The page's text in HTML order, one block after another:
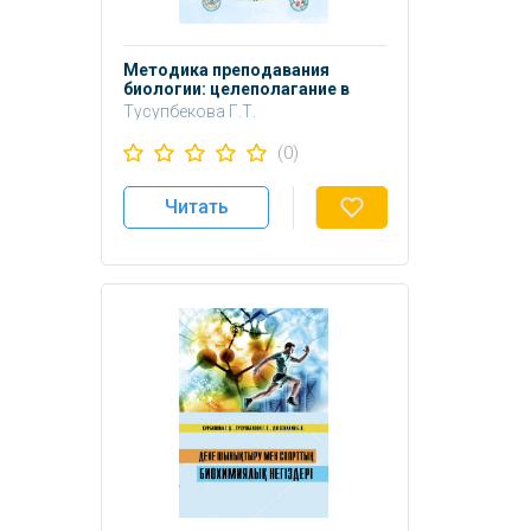
Методика преподавания
биологии: целеполагание в
обучении:Учебное пособие.
Тусупбекова Г.Т.
(0)
Читать